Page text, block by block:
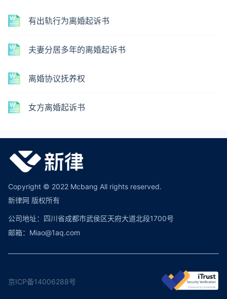
有出轨行为离婚起诉书
夫妻分居多年的离婚起诉书
离婚协议抚养权
女方离婚起诉书
Copyright © 2022 Mcbang All rights reserved.
新律网 版权所有
公司地址：四川省成都市武侯区天府大道北段1700号
邮箱：Miao@1aq.com
京ICP备14006288号